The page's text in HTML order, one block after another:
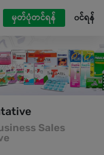
မှတ်ပုံတင်ရန် ၀င်ရန်
Sales